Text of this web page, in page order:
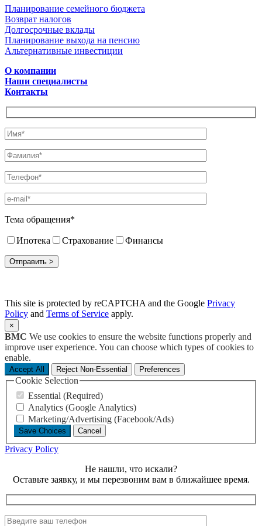
Планирование семейного бюджета
Возврат налогов
Долгосрочные вклады
Планирование выхода на пенсию
Альтернативные инвестиции
О компании
Наши специалисты
Контакты
Тема обращения*
Ипотека Страхование Финансы
This site is protected by reCAPTCHA and the Google Privacy
Policy and Terms of Service apply.
×
BMC We use cookies to ensure the website functions properly and
improve user experience. You can choose which types of cookies to
enable.
Accept All Reject Non-Essential Preferences
Cookie Selection
Essential (Required)
Analytics (Google Analytics)
Marketing/Advertising (Facebook/Ads)
Save Choices Cancel
Privacy Policy
Не нашли, что искали?
Оставьте заявку, и мы перезвоним вам в ближайшее время.